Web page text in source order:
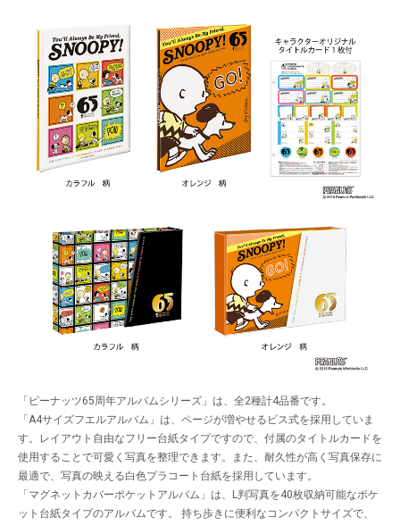
「ピーナッツ65周年アルバムシリーズ」は、全2種計4品番です。
「A4サイズフエルアルバム」は、ページが増やせるビス式を採用していま
す。レイアウト自由なフリー台紙タイプですので、付属のタイトルカードを
使用することで可愛く写真を整理できます。また、耐久性が高く写真保存に
最適で、写真の映える白色プラコート台紙を採用しています。
「マグネットカバーポケットアルバム」は、L判写真を40枚収納可能なポケ
ット台紙タイプのアルバムです。 持ち歩きに便利なコンパクトサイズで、